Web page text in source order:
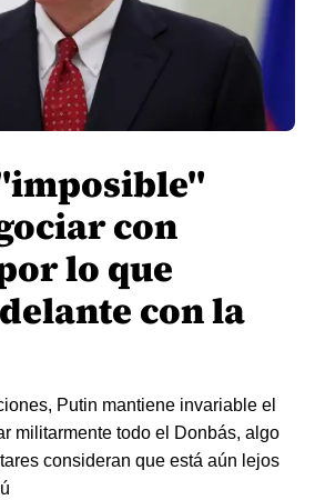
con
lo que
con la
Putin mantiene invariable el
militarmente todo el Donbás, algo
consideran que está aún lejos